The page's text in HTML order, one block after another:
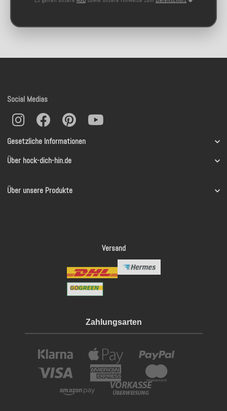
Gesetzliche Informationen
Über hock-dich-hin.de
Über unsere Produkte
Social Medias
Versand
Zahlungsarten